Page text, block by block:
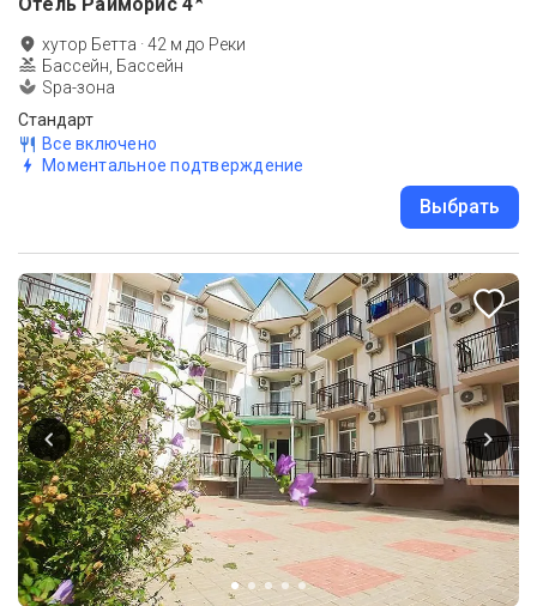
хутор Бетта ·42 м до Реки
Бассейн, Бассейн
Spa-зона
Стандарт
Все включено
Моментальное подтверждение
Выбрать